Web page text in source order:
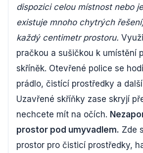
dispozici celou místnost nebo
existuje mnoho chytrých
každý centimetr prostoru.
pračkou a sušičkou k umístění
skříněk. Otevřené police se
prádlo, čistící prostředky a
Uzavřené skříňky zase skryjí
nechcete mít na očích.
prostor pod umyvadlem. Zde
prostor pro čisticí prostředky,